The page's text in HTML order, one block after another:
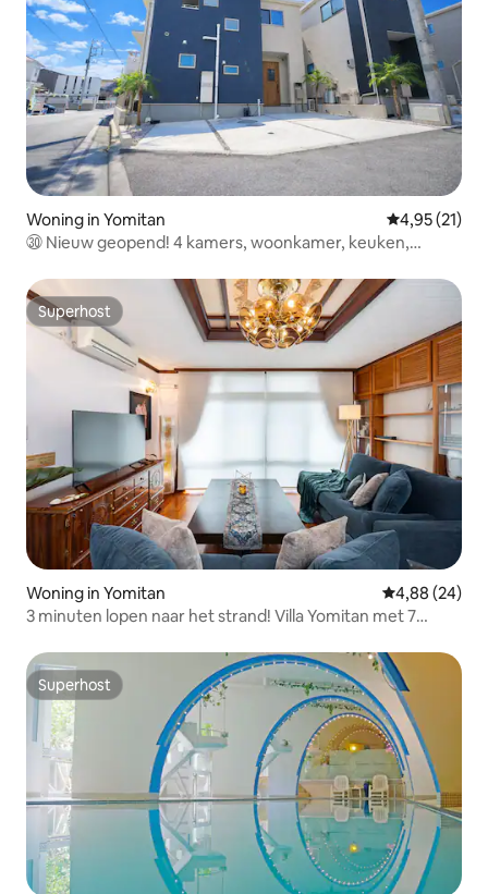
Woning in Yomitan Gemiddelde
4,95 (21)
㉚ Nieuw geopend! 4 kamers, woonkamer, keuken,
Inclusief gratis wasfaciliteiten en gasdroger!
Superhost
Superhost
Woning in Yomitan Gemiddelde
4,88 (24)
3 minuten lopen naar het strand! Villa Yomitan met 7
Superhost
Superhost